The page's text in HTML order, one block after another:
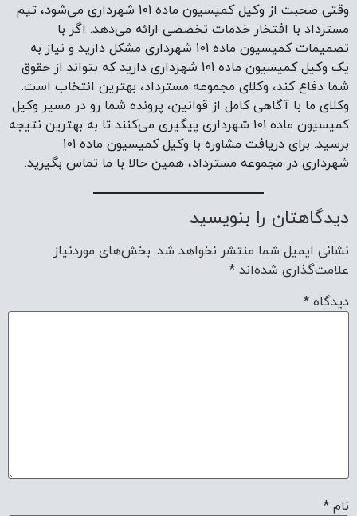
وقتی صحبت از وکیل کمیسیون ماده 101 شهرداری می‌شود، تیم
مسترداد با افتخار خدمات تخصصی ارائه می‌دهد. اگر با
تصمیمات کمیسیون ماده 101 شهرداری مشکل دارید و نیاز به
یک وکیل کمیسیون ماده 101 شهرداری دارید که بتواند از حقوق
شما دفاع کند، وکلای مجموعه مسترداد، بهترین انتخاب است.
وکلای ما با آگاهی کامل از قوانین، پرونده شما رو در مسیر وکیل
کمیسیون ماده 101 شهرداری پیگیری می‌کنند تا به بهترین نتیجه
برسید. برای دریافت مشاوره با وکیل کمیسیون ماده 101
شهرداری در مجموعه مسترداد، همین حالا با ما تماس بگیرید.
دیدگاهتان را بنویسید
نشانی ایمیل شما منتشر نخواهد شد. بخش‌های موردنیاز
علامت‌گذاری شده‌اند *
دیدگاه *
نام *